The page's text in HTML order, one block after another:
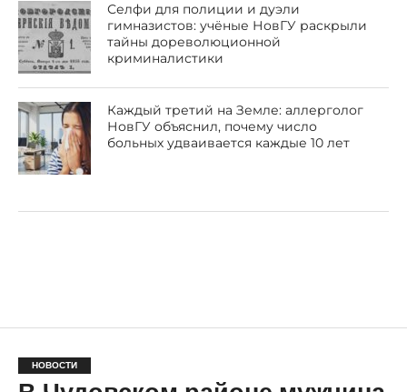
Селфи для полиции и дуэли
гимназистов: учёные НовГУ раскрыли
тайны дореволюционной
криминалистики
Каждый третий на Земле: аллерголог
НовГУ объяснил, почему число
больных удваивается каждые 10 лет
НОВОСТИ